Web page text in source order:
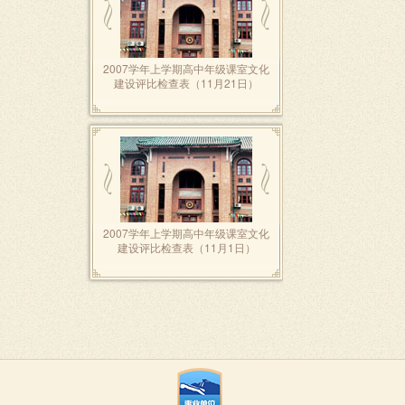
2007学年上学期高中年级课室文化
建设评比检查表（11月21日）
2007学年上学期高中年级课室文化
建设评比检查表（11月1日）